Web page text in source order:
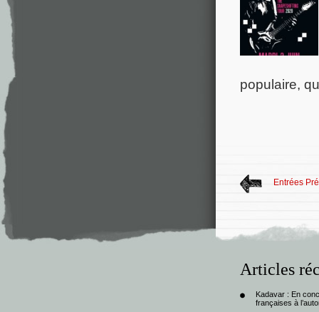
populaire,
Entrées
Articles
Kadavar : En
françaises à